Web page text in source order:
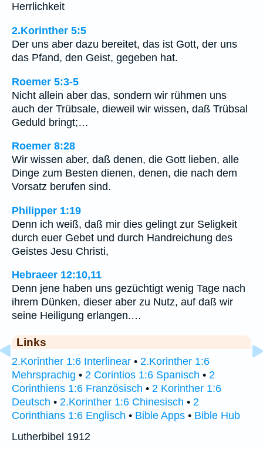
Herrlichkeit
2.Korinther 5:5
Der uns aber dazu bereitet, das ist Gott, der uns
das Pfand, den Geist, gegeben hat.
Roemer 5:3-5
Nicht allein aber das, sondern wir rühmen uns
auch der Trübsale, dieweil wir wissen, daß Trübsal
Geduld bringt;…
Roemer 8:28
Wir wissen aber, daß denen, die Gott lieben, alle
Dinge zum Besten dienen, denen, die nach dem
Vorsatz berufen sind.
Philipper 1:19
Denn ich weiß, daß mir dies gelingt zur Seligkeit
durch euer Gebet und durch Handreichung des
Geistes Jesu Christi,
Hebraeer 12:10,11
Denn jene haben uns gezüchtigt wenig Tage nach
ihrem Dünken, dieser aber zu Nutz, auf daß wir
seine Heiligung erlangen.…
Links
2.Korinther 1:6 Interlinear • 2.Korinther 1:6
Mehrsprachig • 2 Corintios 1:6 Spanisch • 2
Corinthiens 1:6 Französisch • 2 Korinther 1:6
Deutsch • 2.Korinther 1:6 Chinesisch • 2
Corinthians 1:6 Englisch • Bible Apps • Bible Hub
Lutherbibel 1912